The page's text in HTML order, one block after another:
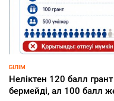
ҚҰРЫЛТАЙ-2026
Откуда казахстанцы
выборах в Курултай —